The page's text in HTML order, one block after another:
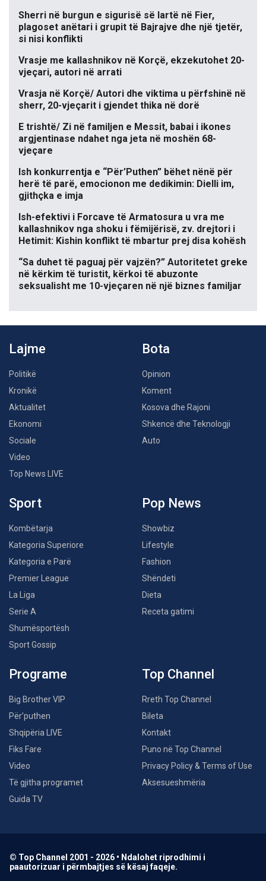
Sherri në burgun e sigurisë së lartë në Fier,
plagoset anëtari i grupit të Bajrajve dhe një tjetër,
si nisi konflikti
Vrasje me kallashnikov në Korçë, ekzekutohet 20-
vjeçari, autori në arrati
Vrasja në Korçë/ Autori dhe viktima u përfshinë në
sherr, 20-vjeçarit i gjendet thika në dorë
E trishtë/ Zi në familjen e Messit, babai i ikones
argjentinase ndahet nga jeta në moshën 68-
vjeçare
Ish konkurrentja e “Për’Puthen” bëhet nënë për
herë të parë, emocionon me dedikimin: Dielli im,
gjithçka e imja
Ish-efektivi i Forcave të Armatosura u vra me
kallashnikov nga shoku i fëmijërisë, zv. drejtori i
Hetimit: Kishin konflikt të mbartur prej disa kohësh
“Sa duhet të paguaj për vajzën?” Autoritetet greke
në kërkim të turistit, kërkoi të abuzonte
seksualisht me 10-vjeçaren në një biznes familjar
Lajme
Politikë
Kronikë
Aktualitet
Ekonomi
Sociale
Video
Top News LIVE
Bota
Opinion
Koment
Kosova dhe Rajoni
Shkencë dhe Teknologji
Auto
Sport
Kombëtarja
Kategoria Superiore
Kategoria e Parë
Premier League
La Liga
Serie A
Shumësportësh
Sport Gossip
Pop News
Showbiz
Lifestyle
Fashion
Shëndeti
Dieta
Receta gatimi
Programe
Big Brother VIP
Për’puthen
Shqipëria LIVE
Fiks Fare
Video
Të gjitha programet
Guida TV
Top Channel
Rreth Top Channel
Bileta
Kontakt
Puno në Top Channel
Privacy Policy & Terms of Use
Aksesueshmëria
© Top Channel 2001 - 2026 • Ndalohet riprodhimi i
paautorizuar i përmbajtjes së kësaj faqeje.